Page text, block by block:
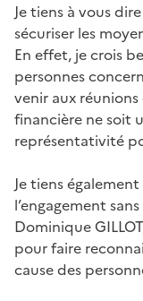
Je tiens à vous
sécuriser les
En effet, je crois
personnes
venir aux
financière ne soit
représentativité
Je tiens
l’engagement
Dominique
pour faire
cause des